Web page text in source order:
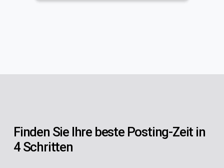
Finden Sie Ihre beste Posting-Zeit in
4 Schritten